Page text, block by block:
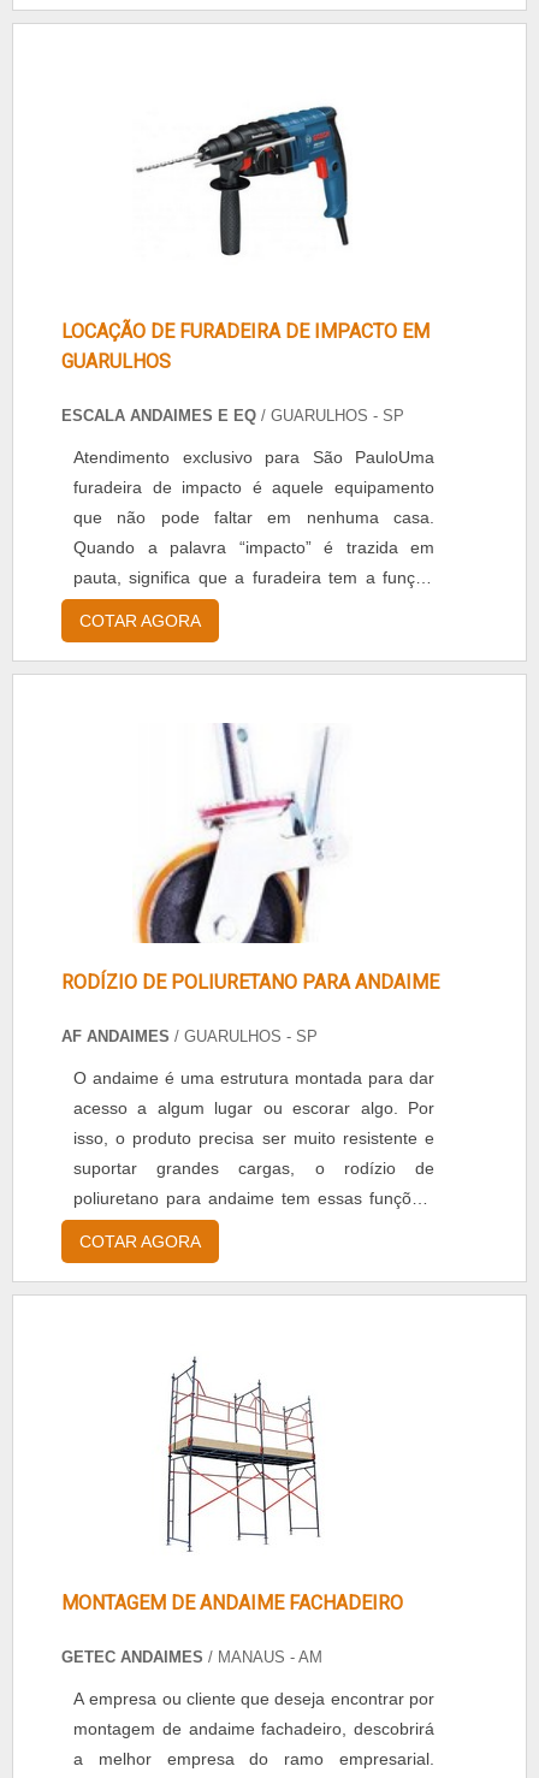
e tem um formato modular.....
LOCAÇÃO DE FURADEIRA DE IMPACTO EM
GUARULHOS
ESCALA ANDAIMES E EQ / GUARULHOS - SP
Atendimento exclusivo para São PauloUma
furadeira de impacto é aquele equipamento
que não pode faltar em nenhuma casa.
Quando a palavra “impacto” é trazida em
pauta, significa que a furadeira tem a função
martelete, própria para realizar furos em
paredes e concretos. Para ativar esta função,
significa que a furadeira de impacto também
pode perfurar outros tipos de superfícies,
como a madeira, por e.
COTAR AGORA
RODÍZIO DE POLIURETANO PARA ANDAIME
AF ANDAIMES / GUARULHOS - SP
O andaime é uma estrutura montada para dar
acesso a algum lugar ou escorar algo. Por
isso, o produto precisa ser muito resistente e
suportar grandes cargas, o rodízio de
poliuretano para andaime tem essas funções.
Informações detalhadas do produto Rodízio
giratório com esfera na base, Bico para
fundido ou ferro fundido r....
COTAR AGORA
MONTAGEM DE ANDAIME FACHADEIRO
GETEC ANDAIMES / MANAUS - AM
A empresa ou cliente que deseja encontrar por
montagem de andaime fachadeiro, descobrirá
a melhor empresa do ramo empresarial.